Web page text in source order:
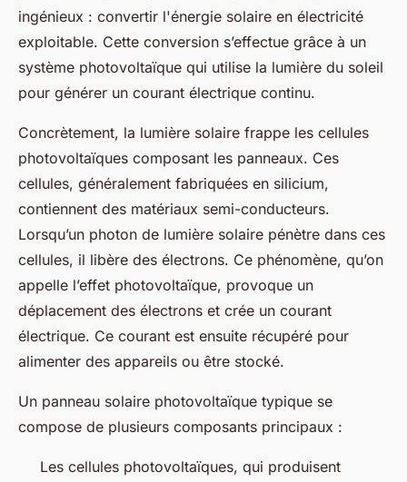
ingénieux : convertir l'énergie solaire en électricité
exploitable. Cette conversion s’effectue grâce à un
système photovoltaïque qui utilise la lumière du soleil
pour générer un courant électrique continu.
Concrètement, la lumière solaire frappe les cellules
photovoltaïques composant les panneaux. Ces
cellules, généralement fabriquées en silicium,
contiennent des matériaux semi-conducteurs.
Lorsqu’un photon de lumière solaire pénètre dans ces
cellules, il libère des électrons. Ce phénomène, qu’on
appelle l’effet photovoltaïque, provoque un
déplacement des électrons et crée un courant
électrique. Ce courant est ensuite récupéré pour
alimenter des appareils ou être stocké.
Un panneau solaire photovoltaïque typique se
compose de plusieurs composants principaux :
Les cellules photovoltaïques, qui produisent